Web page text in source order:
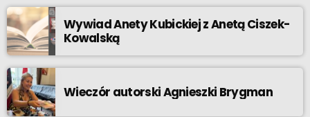
Wywiad Anety Kubickiej z Anetą Ciszek-
Kowalską
Wieczór autorski Agnieszki Brygman